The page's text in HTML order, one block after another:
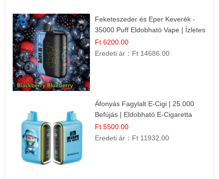
Feketeszeder és Eper Keverék -
35000 Puff Eldobható Vape | Ízletes
Gyümölcsökombináció!
Ft 6200.00
Eredeti ár： Ft 14686.00
Áfonyás Fagylalt E-Cigi | 25.000
Befújás | Eldobható E-Cigaretta
Ft 5500.00
Eredeti ár： Ft 11932.00